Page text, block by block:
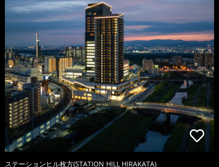
ステーションヒル枚方(STATION HILL HIRAKATA)